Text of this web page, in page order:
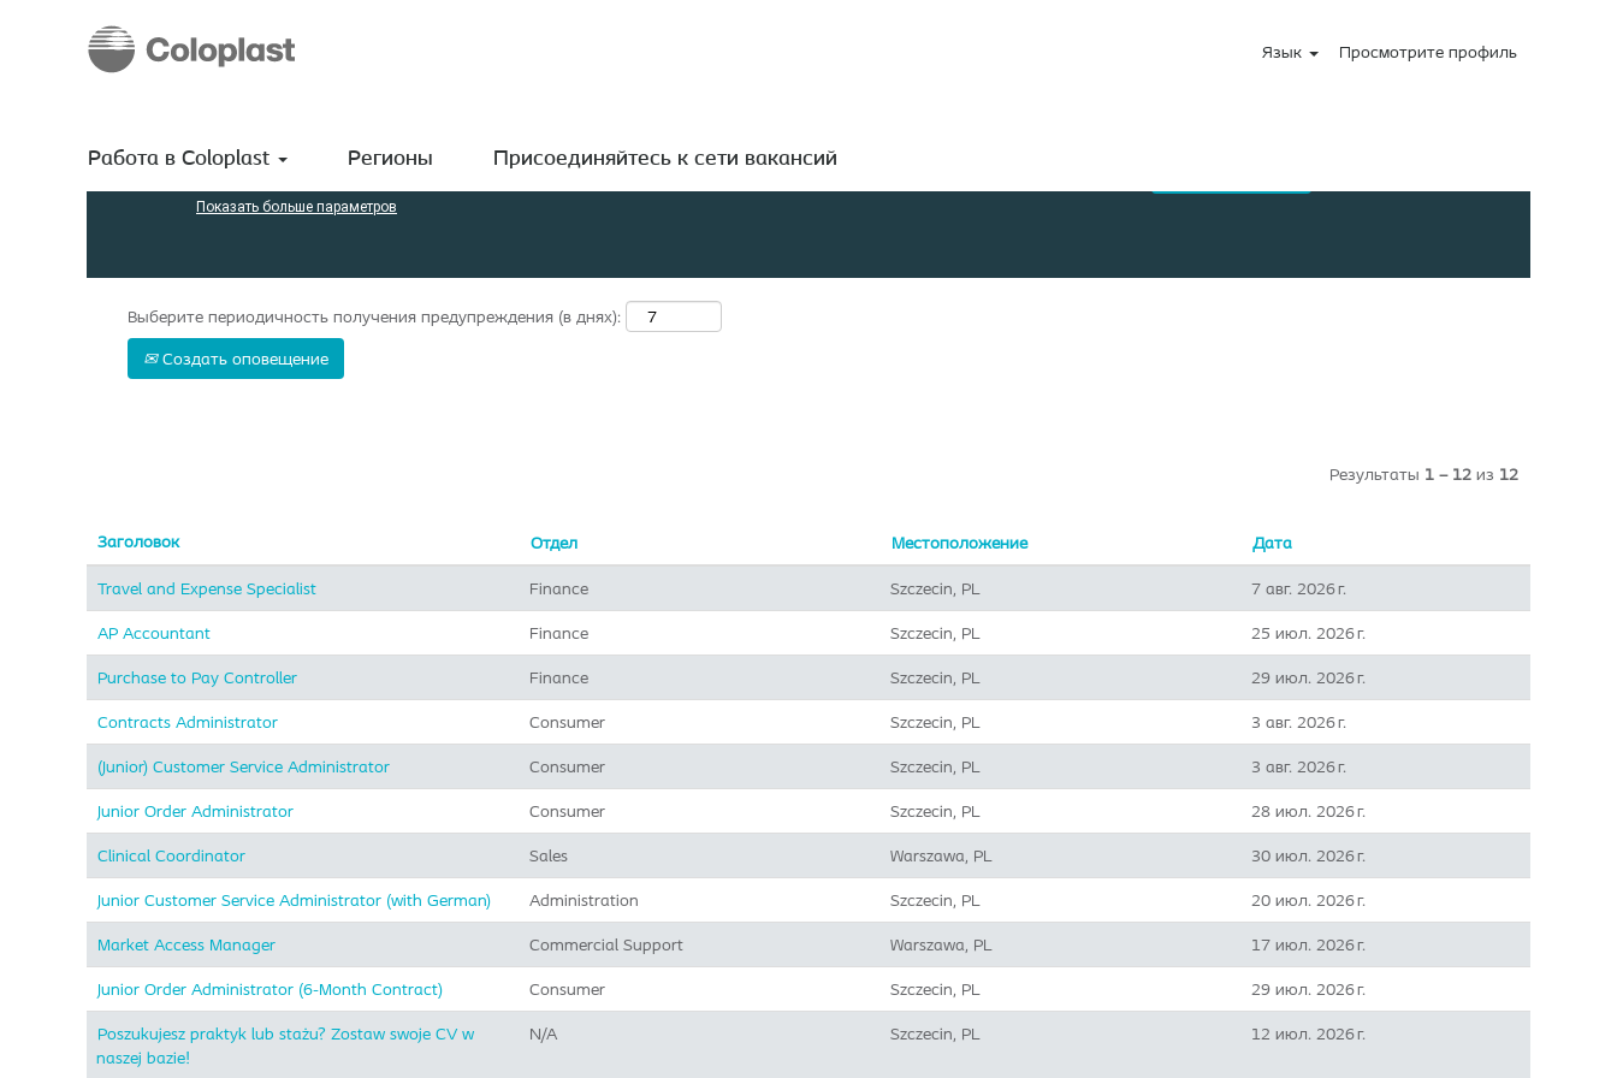
Язык Просмотрите профиль
Работа в Coloplast Регионы Присоединяйтесь к сети вакансий
Домашняя страница
Результаты поиска
Показать больше параметров
Выберите периодичность получения предупреждения (в днях):
Создать оповещение
Результаты 1 – 12 из 12
Заголовок Отдел Местоположение Дата
Travel and Expense Specialist Finance Szczecin, PL 7 авг. 2026 г.
AP Accountant Finance Szczecin, PL 25 июл. 2026 г.
Purchase to Pay Controller Finance Szczecin, PL 29 июл. 2026 г.
Contracts Administrator Consumer Szczecin, PL 3 авг. 2026 г.
(Junior) Customer Service Administrator Consumer Szczecin, PL 3 авг. 2026 г.
Junior Order Administrator Consumer Szczecin, PL 28 июл. 2026 г.
Clinical Coordinator Sales Warszawa, PL 30 июл. 2026 г.
Junior Customer Service Administrator (with German) Administration Szczecin, PL 20 июл. 2026 г.
Market Access Manager Commercial Support Warszawa, PL 17 июл. 2026 г.
Junior Order Administrator (6-Month Contract) Consumer Szczecin, PL 29 июл. 2026 г.
Poszukujesz praktyk lub stażu? Zostaw swoje CV w
naszej bazie!
N/A Szczecin, PL 12 июл. 2026 г.